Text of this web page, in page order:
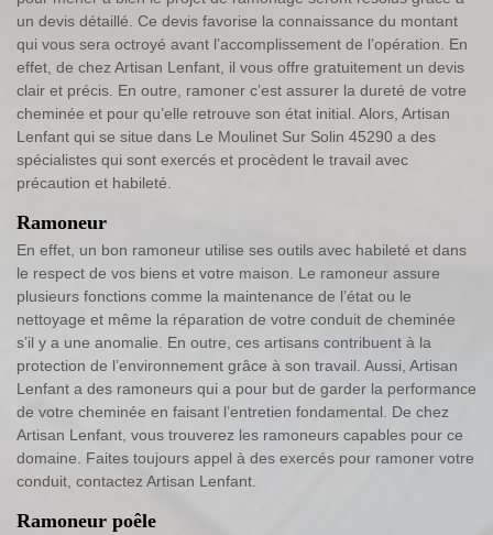
un devis détaillé. Ce devis favorise la connaissance du montant
qui vous sera octroyé avant l’accomplissement de l’opération. En
effet, de chez Artisan Lenfant, il vous offre gratuitement un devis
clair et précis. En outre, ramoner c’est assurer la dureté de votre
cheminée et pour qu’elle retrouve son état initial. Alors, Artisan
Lenfant qui se situe dans Le Moulinet Sur Solin 45290 a des
spécialistes qui sont exercés et procèdent le travail avec
précaution et habileté.
Ramoneur
En effet, un bon ramoneur utilise ses outils avec habileté et dans
le respect de vos biens et votre maison. Le ramoneur assure
plusieurs fonctions comme la maintenance de l’état ou le
nettoyage et même la réparation de votre conduit de cheminée
s’il y a une anomalie. En outre, ces artisans contribuent à la
protection de l’environnement grâce à son travail. Aussi, Artisan
Lenfant a des ramoneurs qui a pour but de garder la performance
de votre cheminée en faisant l’entretien fondamental. De chez
Artisan Lenfant, vous trouverez les ramoneurs capables pour ce
domaine. Faites toujours appel à des exercés pour ramoner votre
conduit, contactez Artisan Lenfant.
Ramoneur poêle